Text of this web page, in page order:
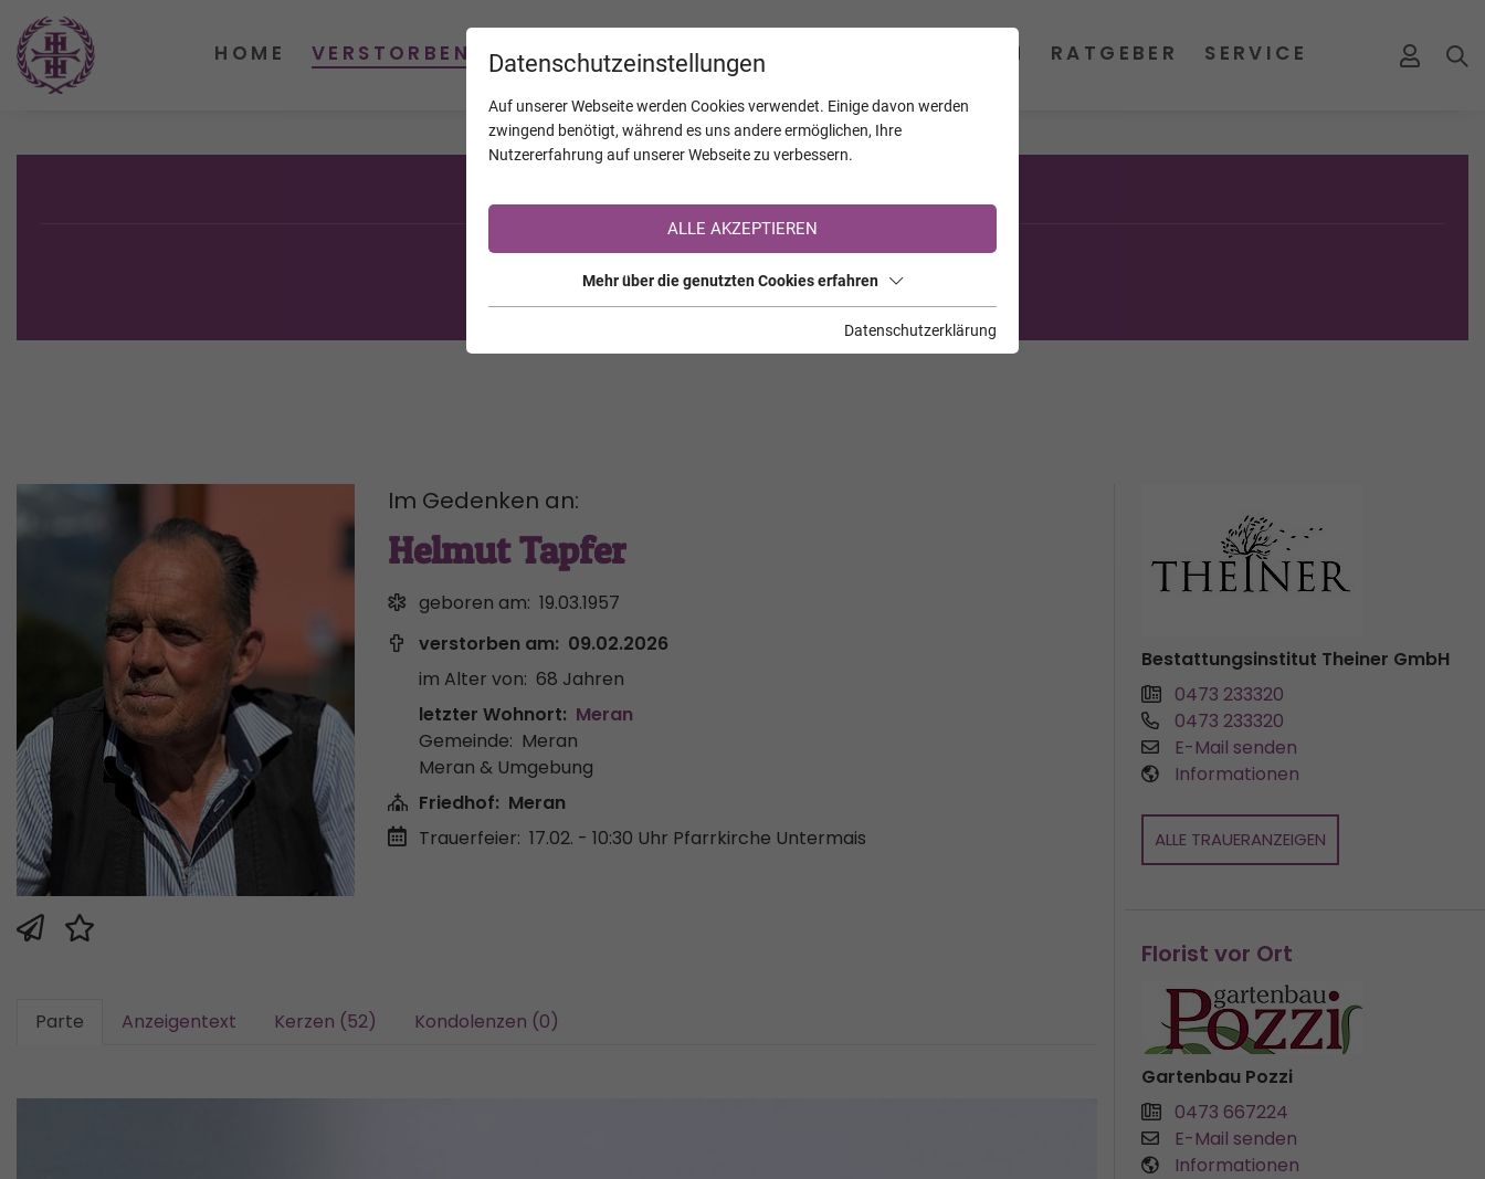
Sie sind noch nicht auf TrauerHilfe.it registriert?
>> zur kostenlosen Registrierung <<
Im Gedenken an:
Helmut Tapfer
geboren am: 19.03.1957
verstorben am: 09.02.2026
im Alter von: 68 Jahren
letzter Wohnort: Meran
Gemeinde: Meran
Meran & Umgebung
Friedhof: Meran
Trauerfeier: 17.02. - 10:30 Uhr Pfarrkirche Untermais
Parte Anzeigentext Kerzen (52) Kondolenzen (0)
Bestattungsinstitut Theiner GmbH
0473 233320
0473 233320
E-Mail senden
Informationen
ALLE TRAUERANZEIGEN
Florist vor Ort
Gartenbau Pozzi
0473 667224
E-Mail senden
Informationen
Datenschutzeinstellungen
Auf unserer Webseite werden Cookies verwendet. Einige davon werden
zwingend benötigt, während es uns andere ermöglichen, Ihre
Nutzererfahrung auf unserer Webseite zu verbessern.
ALLE AKZEPTIEREN
Mehr über die genutzten Cookies erfahren
Datenschutzerklärung
HOME VERSTORBENE KALENDER JAHRESTAGE UNTERNEHMEN RATGEBER SERVICE